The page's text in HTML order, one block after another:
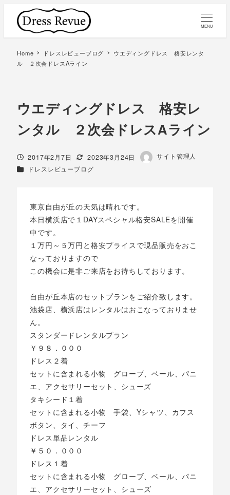
MENU
Home ドレスレビューブログ
ウエディングドレス 格安レンタ
ル ２次会ドレスAライン
ウエディングドレス 格安レ
ンタル ２次会ドレスAライン
投稿日
2017年2月7日 更新日
2023年3月24日
著
サイト管理人
カテゴリー
ドレスレビューブログ
東京自由が丘の天気は晴れです。
本日横浜店で１DAYスペシャル格安SALEを開催
中です。
１万円～５万円と格安プライスで現品販売をおこ
なっておりますので
この機会に是非ご来店をお待ちしております。
自由が丘本店のセットプランをご紹介致します。
池袋店、横浜店はレンタルはおこなっておりませ
ん。
スタンダードレンタルプラン
￥９８．０００
ドレス２着
セットに含まれる小物 グローブ、ベール、パニ
エ、アクセサリーセット、シューズ
タキシード１着
セットに含まれる小物 手袋、Yシャツ、カフス
ボタン、タイ、チーフ
ドレス単品レンタル
￥５０．０００
ドレス１着
セットに含まれる小物 グローブ、ベール、パニ
エ、アクセサリーセット、シューズ